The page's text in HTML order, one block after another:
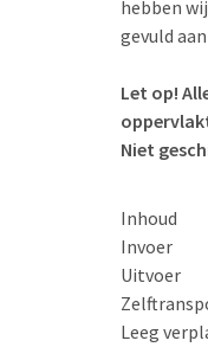
hebben
gevuld
Let op!
Niet
Inhoud
Invoer
Uitvoer
Leeg